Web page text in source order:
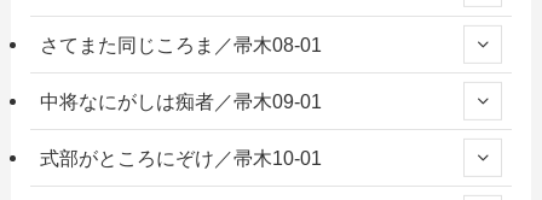
さてまた同じころま／帚木08-01
中将なにがしは痴者／帚木09-01
式部がところにぞけ／帚木10-01